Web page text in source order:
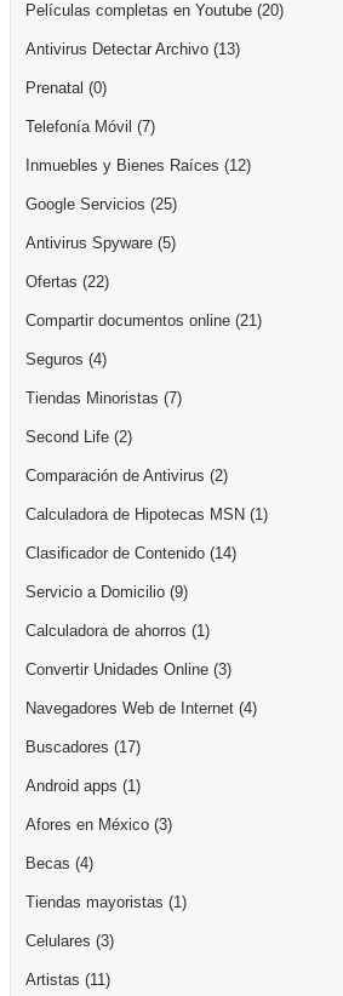
Películas completas en Youtube (20)
Antivirus Detectar Archivo (13)
Prenatal (0)
Telefonía Móvil (7)
Inmuebles y Bienes Raíces (12)
Google Servicios (25)
Antivirus Spyware (5)
Ofertas (22)
Compartir documentos online (21)
Seguros (4)
Tiendas Minoristas (7)
Second Life (2)
Comparación de Antivirus (2)
Calculadora de Hipotecas MSN (1)
Clasificador de Contenido (14)
Servicio a Domicilio (9)
Calculadora de ahorros (1)
Convertir Unidades Online (3)
Navegadores Web de Internet (4)
Buscadores (17)
Android apps (1)
Afores en México (3)
Becas (4)
Tiendas mayoristas (1)
Celulares (3)
Artistas (11)